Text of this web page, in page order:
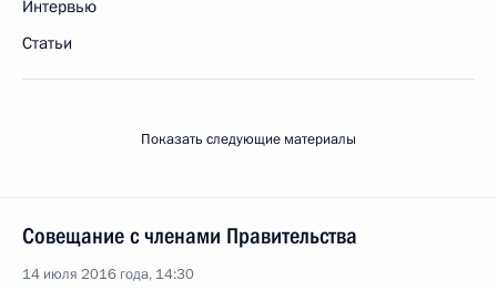
Интервью
Статьи
Показать следующие материалы
Совещание с членами Правительства
14 июля 2016 года, 14:30